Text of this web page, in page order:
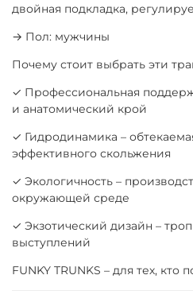
двойная подкладка,
→ Пол: мужчины
Почему стоит выбрать эти
✓ Профессиональная
и анатомический крой
✓ Гидродинамика –
эффективного скольжения
✓ Экологичность –
окружающей среде
✓ Экзотический дизайн –
выступлений
FUNKY TRUNKS – для тех, кто